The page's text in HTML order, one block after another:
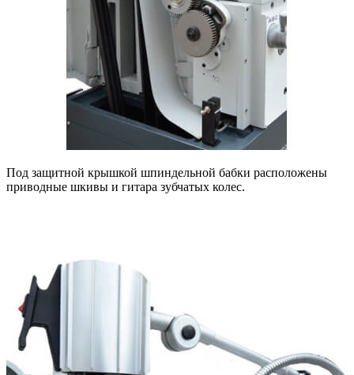
Под защитной крышкой шпиндельной бабки расположены
приводные шкивы и гитара зубчатых колес.